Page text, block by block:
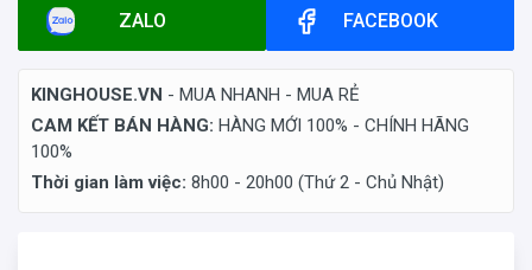
ZALO FACEBOOK
KINGHOUSE.VN - MUA NHANH - MUA RẺ
CAM KẾT BÁN HÀNG: HÀNG MỚI 100% - CHÍNH HÃNG
100%
Thời gian làm việc: 8h00 - 20h00 (Thứ 2 - Chủ Nhật)